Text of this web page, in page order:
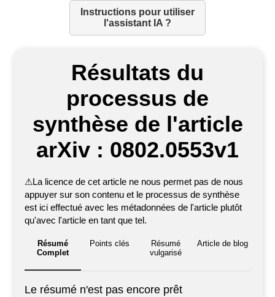
Instructions pour utiliser
l'assistant IA ?
Résultats du
processus de
synthèse de l'article
arXiv : 0802.0553v1
⚠La licence de cet article ne nous permet pas de nous
appuyer sur son contenu et le processus de synthèse
est ici effectué avec les métadonnées de l'article plutôt
qu'avec l'article en tant que tel.
Résumé
Complet
Points clés
Résumé
vulgarisé
Article de blog
Le résumé n'est pas encore prêt